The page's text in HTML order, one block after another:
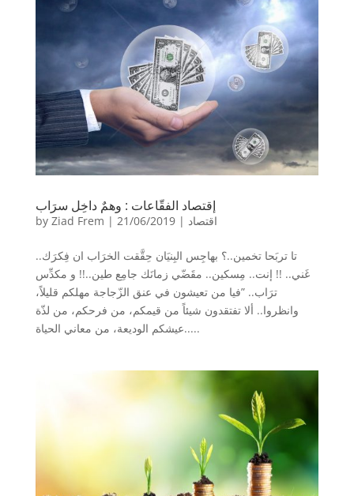
إقتصاد الفقّاعات : وهمٌ داخِل سرَاب
by Ziad Frem | 21/06/2019| اقتصاد
تا تربَحا تخمين..؟ بهاجِس البِنيَان حِقَّقت الخرَاب ان فِكرَك..
غَني.. !! إنت.. مِسكين.. مقَضّي زمانَك جامِع طين..!! و مكدِّس
ترَاب.. ”فيا من تعيشون في عنق الزّجاجة مهلكم قليلاً،
وانظروا.. ألا تفتقدون شيئاً من قيمكم، من فرحكم، من لذّة
عيشكم الوديعة، من معاني الحياة.....